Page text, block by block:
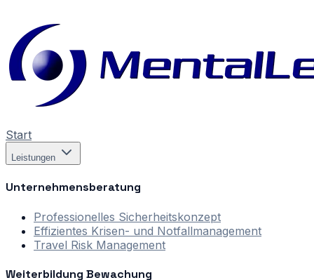
Start
Leistungen
Unternehmensberatung
Professionelles Sicherheitskonzept
Effizientes Krisen- und Notfallmanagement
Travel Risk Management
Weiterbildung Bewachung